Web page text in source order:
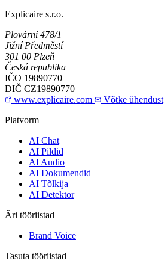
Explicaire s.r.o.
Plovární 478/1
Jižní Předměstí
301 00 Plzeň
Česká republika
IČO 19890770
DIČ CZ19890770
www.explicaire.com
Võtke ühendust
Platvorm
AI Chat
AI Pildid
AI Audio
AI Dokumendid
AI Tõlkija
AI Detektor
Äri tööriistad
Brand Voice
Tasuta tööriistad